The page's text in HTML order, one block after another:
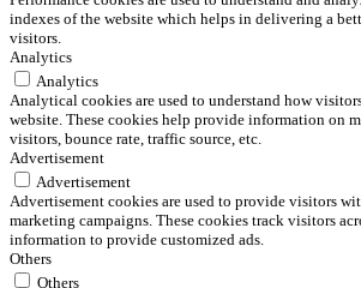
indexes of the website which helps in delivering a
visitors.
Analytics
Analytics
Analytical cookies are used to understand how
website. These cookies help provide information on
visitors, bounce rate, traffic source, etc.
Advertisement
Advertisement
Advertisement cookies are used to provide visitors
marketing campaigns. These cookies track visitors
information to provide customized ads.
Others
Others